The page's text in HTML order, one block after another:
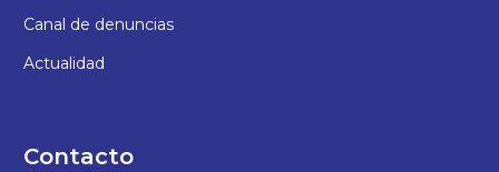
Canal de denuncias
Actualidad
Contacto